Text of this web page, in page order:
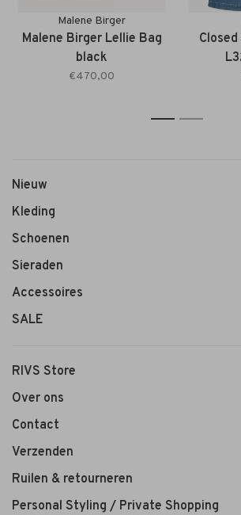
Malene Birger
Malene Birger Lellie Bag
black
€470,00
1 2
Nieuw
Kleding
Schoenen
Sieraden
Accessoires
SALE
RIVS Store
Over ons
Contact
Verzenden
Ruilen & retourneren
Personal Styling / Private Shopping